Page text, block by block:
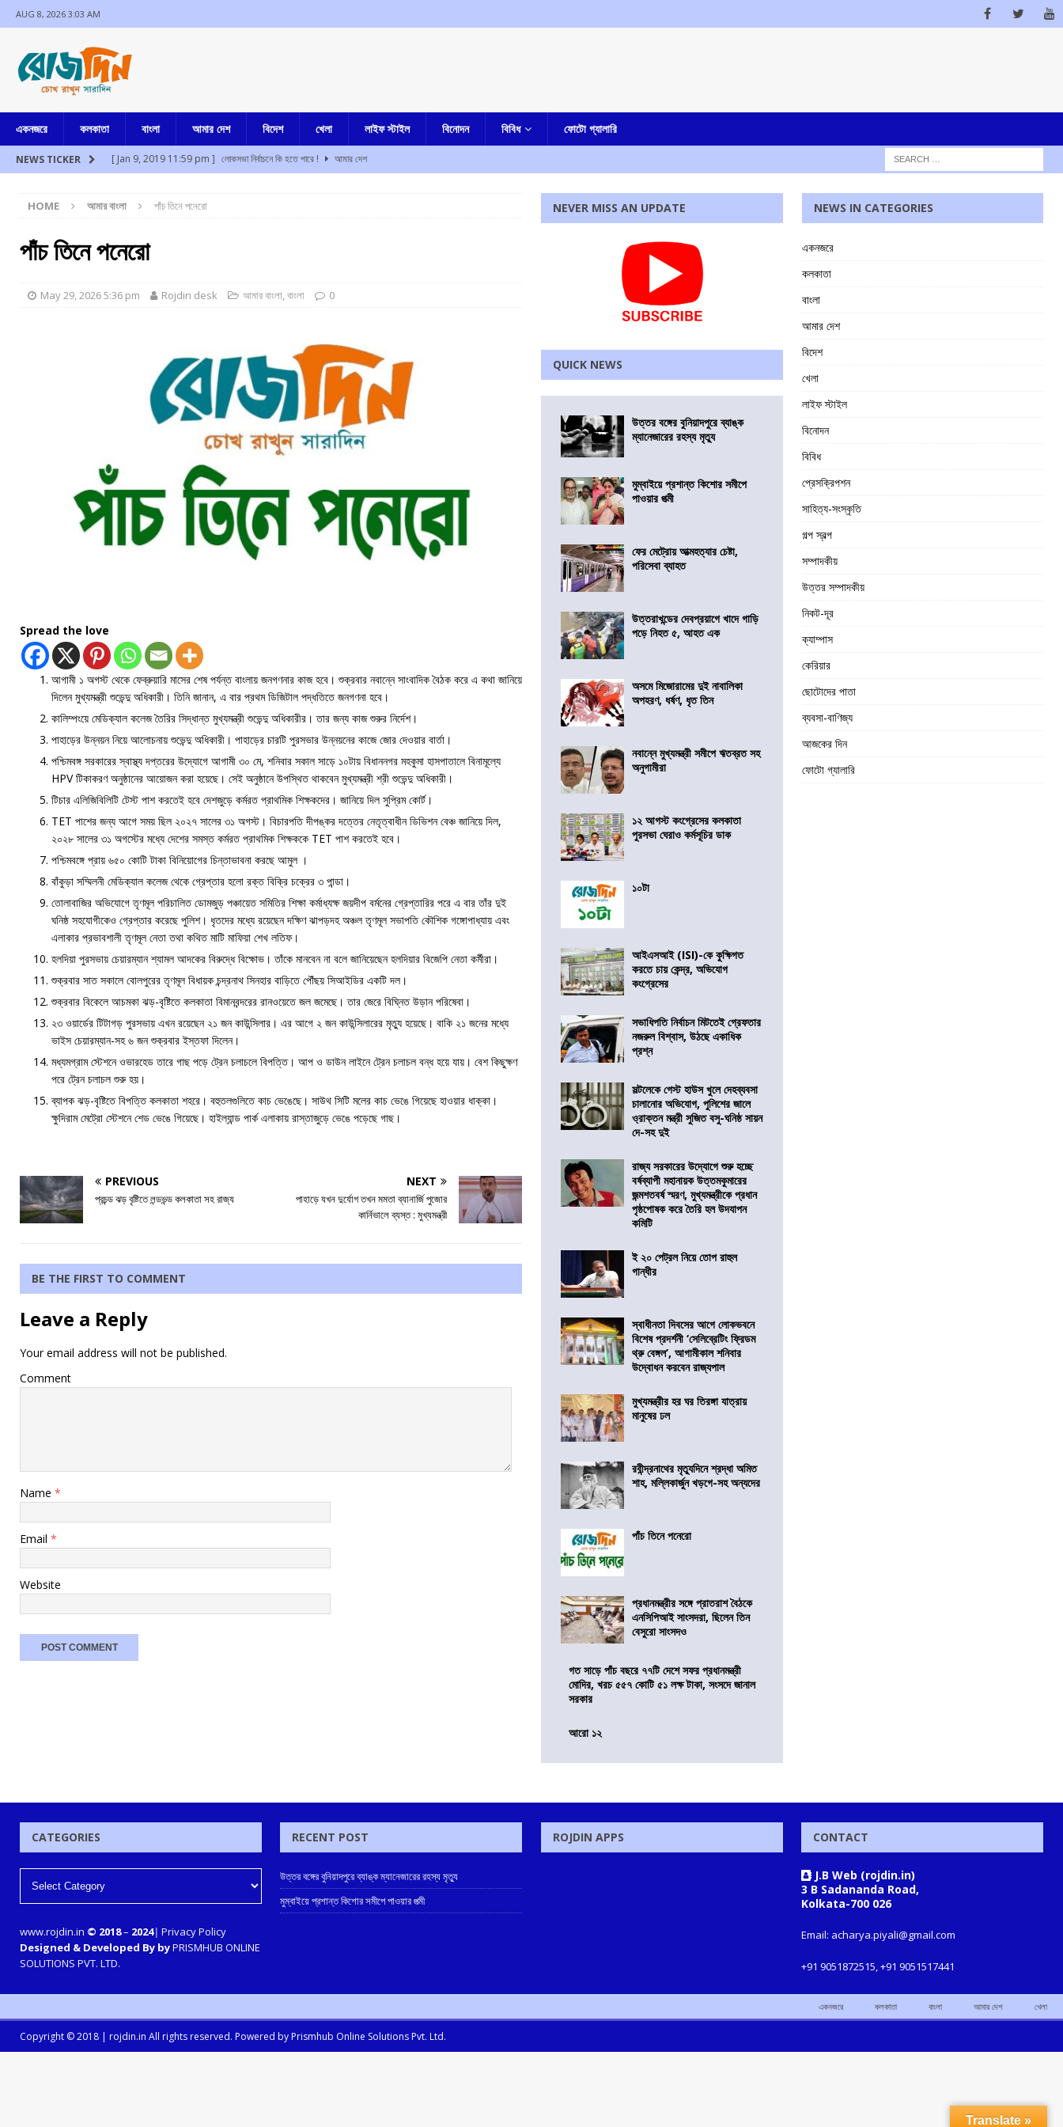
AUG 8, 2026 3:03 AM
একনজরে কলকাতা বাংলা আমার দেশ বিদেশ খেলা লাইফ স্টাইল বিনোদন বিবিধ ফোটো গ্যালারি
NEWS TICKER [ Jan 9, 2019 11:59 pm ] লোকসভা নির্বাচনে কি হতে পারে !
আমার দেশ
[ Aug 8, 2026 2:42 am ]
[ Aug 8, 2026 12:42 am ]
অসমে মিজোরামের দুই নাবালিকা অপহরণ, ধর্ষণ, ধৃত তিন
HOME আমার বাংলা পাঁচ তিনে পনেরো
পাঁচ তিনে পনেরো
May 29, 2026 5:36 pm Rojdin desk আমার বাংলা,বাংলা 0
Spread the love
আগামী ১ অগস্ট থেকে ফেব্রুয়ারি মাসের শেষ পর্যন্ত বাংলায় জনগণনার কাজ হবে। শুক্রবার নবান্নে সাংবাদিক বৈঠক করে এ কথা জানিয়ে
দিলেন মুখ্যমন্ত্রী শুভেন্দু অধিকারী। তিনি জানান, এ বার প্রথম ডিজিটাল পদ্ধতিতে জনগণনা হবে।
কালিম্পংয়ে মেডিক্যাল কলেজ তৈরির সিদ্ধান্ত মুখ্যমন্ত্রী শুভেন্দু অধিকারীর। তার জন্য কাজ শুরুর নির্দেশ।
পাহাড়ের উন্নয়ন নিয়ে আলোচনায় শুভেন্দু অধিকারী। পাহাড়ের চারটি পুরসভার উন্নয়নের কাজে জোর দেওয়ার বার্তা।
পশ্চিমবঙ্গ সরকারের স্বাস্থ্য দপ্তরের উদ্যোগে আগামী ৩০ মে, শনিবার সকাল সাড়ে ১০টায় বিধাননগর মহকুমা হাসপাতালে বিনামূল্যে
HPV টিকাকরণ অনুষ্ঠানের আয়োজন করা হয়েছে। সেই অনুষ্ঠানে উপস্থিত থাকবেন মুখ্যমন্ত্রী শ্রী শুভেন্দু অধিকারী।
টিচার এলিজিবিলিটি টেস্ট পাশ করতেই হবে দেশজুড়ে কর্মরত প্রাথমিক শিক্ষকদের। জানিয়ে দিল সুপ্রিম কোর্ট।
TET পাশের জন্য আগে সময় ছিল ২০২৭ সালের ৩১ অগস্ট। বিচারপতি দীপঙ্কর দত্তের নেতৃত্বাধীন ডিভিশন বেঞ্চ জানিয়ে দিল,
২০২৮ সালের ৩১ অগস্টের মধ্যে দেশের সমস্ত কর্মরত প্রাথমিক শিক্ষককে TET পাশ করতেই হবে।
পশ্চিমবঙ্গে প্রায় ৬৫০ কোটি টাকা বিনিয়োগের চিন্তাভাবনা করছে আমুল ।
বাঁকুড়া সম্মিলনী মেডিক্যাল কলেজ থেকে গ্রেপ্তার হলো রক্ত বিক্রি চক্রের ৩ পান্ডা।
তোলাবাজির অভিযোগে তৃণমূল পরিচালিত ডোমজুড় পঞ্চায়েত সমিতির শিক্ষা কর্মাধ্যক্ষ জয়দীপ বর্মনের গ্রেপ্তারির পরে এ বার তাঁর দুই
ঘনিষ্ঠ সহযোগীকেও গ্রেপ্তার করেছে পুলিশ। ধৃতদের মধ্যে রয়েছেন দক্ষিণ ঝাপড়দহ অঞ্চল তৃণমূল সভাপতি কৌশিক গঙ্গোপাধ্যায় এবং
এলাকার প্রভাবশালী তৃণমূল নেতা তথা কথিত মাটি মাফিয়া শেখ লতিফ।
হলদিয়া পুরসভায় চেয়ারম্যান শ্যামল আদকের বিরুদ্ধে বিক্ষোভ। তাঁকে মানবেন না বলে জানিয়েছেন হলদিয়ার বিজেপি নেতা কর্মীরা।
শুক্রবার সাত সকালে বোলপুরের তৃণমূল বিধায়ক চন্দ্রনাথ সিনহার বাড়িতে পৌঁছয় সিআইডির একটি দল।
শুক্রবার বিকেলে আচমকা ঝড়-বৃষ্টিতে কলকাতা বিমানবন্দরের রানওয়েতে জল জমেছে। তার জেরে বিঘ্নিত উড়ান পরিষেবা।
২৩ ওয়ার্ডের টিটাগড় পুরসভায় এখন রয়েছেন ২১ জন কাউন্সিলার। এর আগে ২ জন কাউন্সিলারের মৃত্যু হয়েছে। বাকি ২১ জনের মধ্যে
ভাইস চেয়ারম্যান-সহ ৬ জন শুক্রবার ইস্তফা দিলেন।
মধ্যমগ্রাম স্টেশনে ওভারহেড তারে গাছ পড়ে ট্রেন চলাচলে বিপত্তি। আপ ও ডাউন লাইনে ট্রেন চলাচল বন্ধ হয়ে যায়। বেশ কিছুক্ষণ
পরে ট্রেন চলাচল শুরু হয়।
ব্যাপক ঝড়-বৃষ্টিতে বিপত্তি কলকাতা শহরে। বহুতলগুলিতে কাচ ভেঙেছে। সাউথ সিটি মলের কাচ ভেঙে গিয়েছে হাওয়ার ধাক্কা।
ক্ষুদিরাম মেট্রো স্টেশনে শেড ভেঙে গিয়েছে। হাইল্যান্ড পার্ক এলাকায় রাস্তাজুড়ে ভেঙে পড়েছে গাছ।
PREVIOUS
প্রচন্ড ঝড় বৃষ্টিতে লন্ডভন্ড কলকাতা সহ রাজ্য
NEXT
পাহাড়ে যখন দুর্যোগ তখন মমতা ব্যানার্জি পুজোর
কার্নিভালে ব্যস্ত : মুখ্যমন্ত্রী
BE THE FIRST TO COMMENT
Leave a Reply
Your email address will not be published.
Comment
Name *
Email *
Website
NEVER MISS AN UPDATE
QUICK NEWS
উত্তর বঙ্গের বুনিয়াদপুরে ব্যাঙ্ক
ম্যানেজারের রহস্য মৃত্যু
মুম্বাইয়ে প্রশান্ত কিশোর সমীপে
পাওয়ার পত্মী
ফের মেট্রোয় আত্মহত্যার চেষ্টা,
পরিসেবা ব্যাহত
উত্তরাখন্ডের দেবপ্রয়াগে খাদে গাড়ি
পড়ে নিহত ৫, আহত এক
অসমে মিজোরামের দুই নাবালিকা
অপহরণ, ধর্ষণ, ধৃত তিন
নবান্নে মুখ্যমন্ত্রী সমীপে ঋতব্রত সহ
অনুগামীরা
১২ আগস্ট কংগ্রেসের কলকাতা
পুরসভা ঘেরাও কর্মসূচির ডাক
১০টা
আইএসআই (ISI)-কে কুক্ষিগত
করতে চায় কেন্দ্র, অভিযোগ
কংগ্রেসের
সভাধিপতি নির্বাচন মিটতেই গ্রেফতার
নজরুল বিশ্বাস, উঠছে একাধিক
প্রশ্ন
সল্টলেকে গেস্ট হাউস খুলে দেহব্যবসা
চালানোর অভিযোগ, পুলিশের জালে
ও্রাক্তন মন্ত্রী সুজিত বসু-ঘনিষ্ঠ সায়ন
দে-সহ দুই
রাজ্য সরকারের উদ্যোগে শুরু হচ্ছে
বর্ষব্যাপী মহানায়ক উত্তমকুমারের
জন্মশতবর্ষ স্মরণ, মুখ্যমন্ত্রীকে প্রধান
পৃষ্ঠপোষক করে তৈরি হল উদযাপন
কমিটি
ই ২০ পেট্রল নিয়ে তোপ রাহুল
গান্ধীর
স্বাধীনতা দিবসের আগে লোকভবনে
বিশেষ প্রদর্শনী ‘সেলিব্রেটিং ফ্রিডম
থ্রু বেঙ্গল’, আগামীকাল শনিবার
উদ্বোধন করবেন রাজ্যপাল
মুখ্যমন্ত্রীর হর ঘর তিরঙ্গা যাত্রায়
মানুষের ঢল
রবীন্দ্রনাথের মৃত্যুদিনে শ্রদ্ধা অমিত
শাহ, মল্লিকার্জুন খড়গে-সহ অন্যদের
পাঁচ তিনে পনেরো
প্রধানমন্ত্রীর সঙ্গে প্রাতরাশ বৈঠকে
এনসিপিআই সাংসদরা, ছিলেন তিন
বেসুরো সাংসদও
গত সাড়ে পাঁচ বছরে ৭৭টি দেশে সফর প্রধানমন্ত্রী
মোদির, খরচ ৫৫৭ কোটি ৫১ লক্ষ টাকা, সংসদে জানাল
সরকার
আরো ১২
NEWS IN CATEGORIES
একনজরে
কলকাতা
বাংলা
আমার দেশ
বিদেশ
খেলা
লাইফ স্টাইল
বিনোদন
বিবিধ
প্রেসক্রিপশন
সাহিত্য-সংস্কৃতি
গল্প স্বল্প
সম্পাদকীয়
উত্তর সম্পাদকীয়
নিকট-দূর
ক্যাম্পাস
কেরিয়ার
ছোটোদের পাতা
ব্যবসা-বাণিজ্য
আজকের দিন
ফোটো গ্যালারি
CATEGORIES
www.rojdin.in © 2018– 2024| Privacy Policy
Designed & Developed By byPRISMHUB ONLINE
SOLUTIONS PVT. LTD.
RECENT POST
উত্তর বঙ্গের বুনিয়াদপুরে ব্যাঙ্ক ম্যানেজারের রহস্য মৃত্যু
মুম্বাইয়ে প্রশান্ত কিশোর সমীপে পাওয়ার পত্মী
ROJDIN APPS CONTACT
J.B Web (rojdin.in)
3 B Sadananda Road,
Kolkata-700 026
Email: acharya.piyali@gmail.com
+91 9051872515, +91 9051517441
একনজরে কলকাতা বাংলা আমার দেশ খেলা
Copyright © 2018 | rojdin.in All rights reserved. Powered by Prismhub Online Solutions Pvt. Ltd.
Translate »